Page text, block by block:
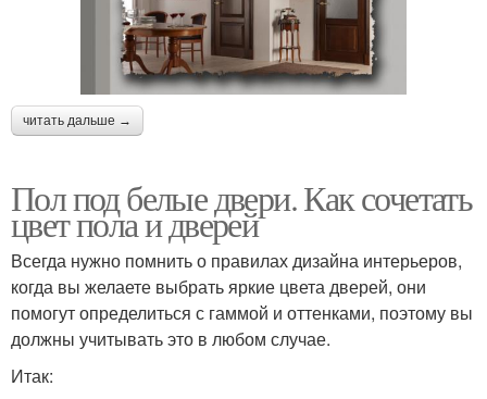
читать дальше →
Пол под белые двери. Как сочетать
цвет пола и дверей
Всегда нужно помнить о правилах дизайна интерьеров,
когда вы желаете выбрать яркие цвета дверей, они
помогут определиться с гаммой и оттенками, поэтому вы
должны учитывать это в любом случае.
Итак: